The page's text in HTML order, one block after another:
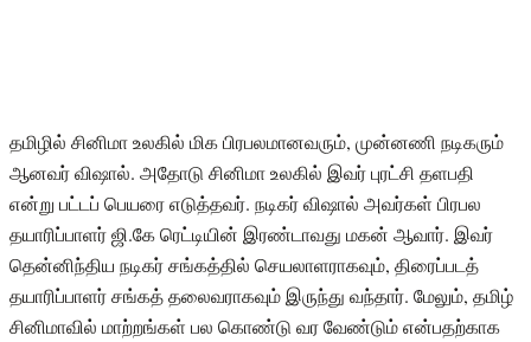
தமிழில் சினிமா உலகில் மிக பிரபலமானவரும், முன்னணி நடிகரும்
ஆனவர் விஷால். அதோடு சினிமா உலகில் இவர் புரட்சி தளபதி
என்று பட்டப் பெயரை எடுத்தவர். நடிகர் விஷால் அவர்கள் பிரபல
தயாரிப்பாளர் ஜி.கே ரெட்டியின் இரண்டாவது மகன் ஆவார். இவர்
தென்னிந்திய நடிகர் சங்கத்தில் செயலாளராகவும், திரைப்படத்
தயாரிப்பாளர் சங்கத் தலைவராகவும் இருந்து வந்தார். மேலும், தமிழ்
சினிமாவில் மாற்றங்கள் பல கொண்டு வர வேண்டும் என்பதற்காக